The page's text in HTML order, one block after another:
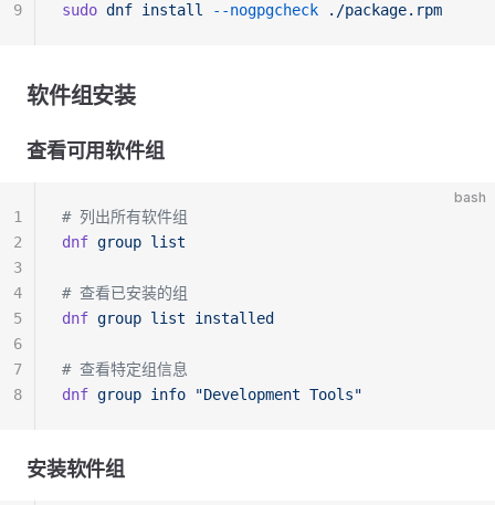
sudo dnf install --nogpgcheck ./package.rpm
9
软件组安装
查看可用软件组
bash
# 列出所有软件组
dnf group list
# 查看已安装的组
dnf group list installed
# 查看特定组信息
dnf group info "Development Tools"
1
2
3
4
5
6
7
8
安装软件组